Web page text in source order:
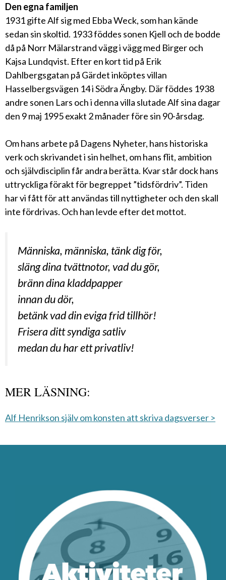
Den egna familjen
1931 gifte Alf sig med Ebba Weck, som han kände
sedan sin skoltid. 1933 föddes sonen Kjell och de bodde
då på Norr Mälarstrand vägg i vägg med Birger och
Kajsa Lundqvist. Efter en kort tid på Erik
Dahlbergsgatan på Gärdet inköptes villan
Hasselbergsvägen 14 i Södra Ängby. Där föddes 1938
andre sonen Lars och i denna villa slutade Alf sina dagar
den 9 maj 1995 exakt 2 månader före sin 90-årsdag.
Om hans arbete på Dagens Nyheter, hans historiska
verk och skrivandet i sin helhet, om hans flit, ambition
och självdisciplin får andra berätta. Kvar står dock hans
uttryckliga förakt för begreppet ”tidsfördriv”. Tiden
har vi fått för att användas till nyttigheter och den skall
inte fördrivas. Och han levde efter det mottot.
Människa, människa, tänk dig för,
släng dina tvättnotor, vad du gör,
bränn dina kladdpapper
innan du dör,
betänk vad din eviga frid tillhör!
Frisera ditt syndiga satliv
medan du har ett privatliv!
MER LÄSNING:
Alf Henrikson själv om konsten att skriva dagsverser >